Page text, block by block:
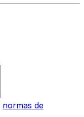
normas de